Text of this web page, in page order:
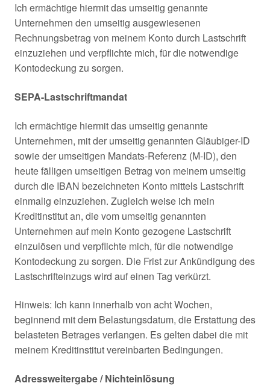
Ich ermächtige hiermit das umseitig genannte
Unternehmen den umseitig ausgewiesenen
Rechnungsbetrag von meinem Konto durch Lastschrift
einzuziehen und verpflichte mich, für die notwendige
Kontodeckung zu sorgen.
SEPA-Lastschriftmandat
Ich ermächtige hiermit das umseitig genannte
Unternehmen, mit der umseitig genannten Gläubiger-ID
sowie der umseitigen Mandats-Referenz (M-ID), den
heute fälligen umseitigen Betrag von meinem umseitig
durch die IBAN bezeichneten Konto mittels Lastschrift
einmalig einzuziehen. Zugleich weise ich mein
Kreditinstitut an, die vom umseitig genannten
Unternehmen auf mein Konto gezogene Lastschrift
einzulösen und verpflichte mich, für die notwendige
Kontodeckung zu sorgen. Die Frist zur Ankündigung des
Lastschrifteinzugs wird auf einen Tag verkürzt.
Hinweis: Ich kann innerhalb von acht Wochen,
beginnend mit dem Belastungsdatum, die Erstattung des
belasteten Betrages verlangen. Es gelten dabei die mit
meinem Kreditinstitut vereinbarten Bedingungen.
Adressweitergabe / Nichteinlösung